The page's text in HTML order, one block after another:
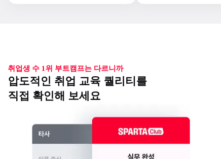
취업생 수 1위 부트캠프는 다르니까
압도적인 취업 교육 퀄리티를
직접 확인해 보세요